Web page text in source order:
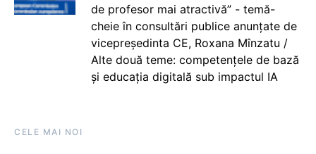
de profesor mai atractivă” - temă-
cheie în consultări publice anunțate de
vicepreședinta CE, Roxana Mînzatu /
Alte două teme: competențele de bază
și educația digitală sub impactul IA
CELE MAI NOI